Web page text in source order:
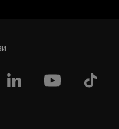
$258,83